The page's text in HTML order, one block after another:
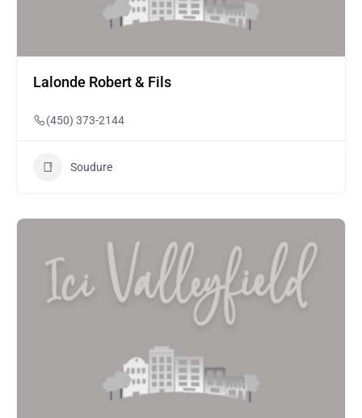
Lalonde Robert & Fils
(450) 373-2144
Soudure